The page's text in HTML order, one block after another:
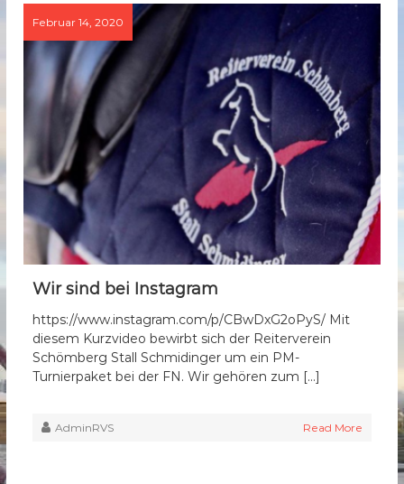
Februar 14, 2020
Wir sind bei Instagram
https://www.instagram.com/p/CBwDxG2oPyS/ Mit
diesem Kurzvideo bewirbt sich der Reiterverein
Schömberg Stall Schmidinger um ein PM-
Turnierpaket bei der FN. Wir gehören zum […]
AdminRVS Read More